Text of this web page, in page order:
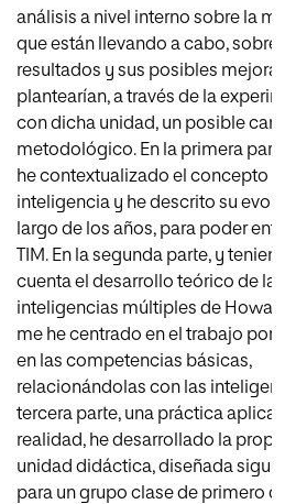
análisis a nivel interno sobre la
que están llevando a cabo, sobre
resultados y sus posibles
plantearían, a través de la
con dicha unidad, un posible
metodológico. En la primera
he contextualizado el concepto
inteligencia y he descrito su
largo de los años, para poder
TIM. En la segunda parte, y
cuenta el desarrollo teórico de las
inteligencias múltiples de
me he centrado en el trabajo por
en las competencias básicas,
relacionándolas con las
tercera parte, una práctica
realidad, he desarrollado la
unidad didáctica, diseñada
para un grupo clase de primero